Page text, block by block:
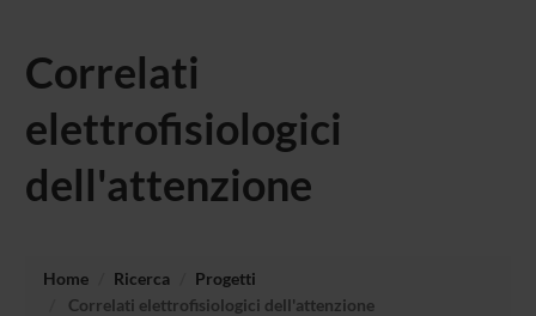
Correlati
elettrofisiologici
dell'attenzione
Home Ricerca
Progetti
Correlati elettrofisiologici dell'attenzione